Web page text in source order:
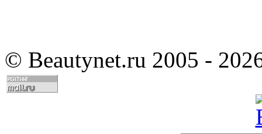
© Beautynet.ru 2005 -